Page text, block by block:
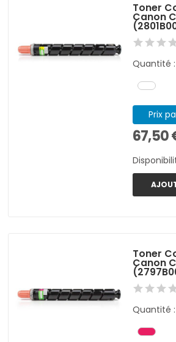
Toner
Canon
Quantité
Prix
67,50
Toner
Canon
Quantité